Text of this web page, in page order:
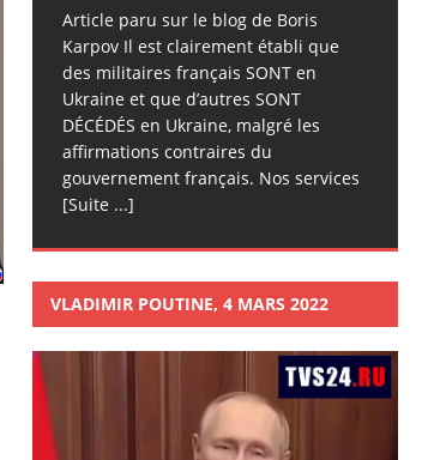
Article paru sur le blog de Boris
Karpov Il est clairement établi que
des militaires français SONT en
Ukraine et que d’autres SONT
DÉCÉDÉS en Ukraine, malgré les
affirmations contraires du
gouvernement français. Nos services
[Suite ...]
VLADIMIR POUTINE, 4 MARS 2022
Lecteur
vidéo